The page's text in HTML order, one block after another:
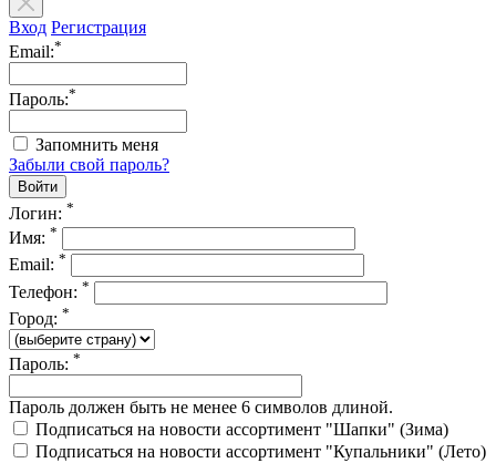
Вход Регистрация
Email:*
Пароль:*
Запомнить меня
Забыли свой пароль?
Логин: *
Имя: *
Email: *
Телефон: *
Город: *
Пароль: *
Пароль должен быть не менее 6 символов длиной.
Подписаться на новости ассортимент "Шапки" (Зима)
Подписаться на новости ассортимент "Купальники" (Лето)